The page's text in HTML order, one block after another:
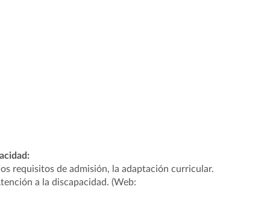
requisitos de admisión, la adaptación curricular.
a la discapacidad. (Web: